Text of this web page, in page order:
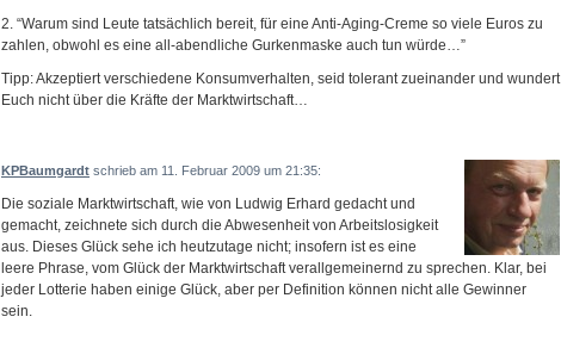
2. “Warum sind Leute tatsächlich bereit, für eine Anti-Aging-Creme so viele Euros zu
zahlen, obwohl es eine all-abendliche Gurkenmaske auch tun würde…”
Tipp: Akzeptiert verschiedene Konsumverhalten, seid tolerant zueinander und wundert
Euch nicht über die Kräfte der Marktwirtschaft…
KPBaumgardt schrieb am 11. Februar 2009 um 21:35:
Die soziale Marktwirtschaft, wie von Ludwig Erhard gedacht und
gemacht, zeichnete sich durch die Abwesenheit von Arbeitslosigkeit
aus. Dieses Glück sehe ich heutzutage nicht; insofern ist es eine
leere Phrase, vom Glück der Marktwirtschaft verallgemeinernd zu sprechen. Klar, bei
jeder Lotterie haben einige Glück, aber per Definition können nicht alle Gewinner
sein.